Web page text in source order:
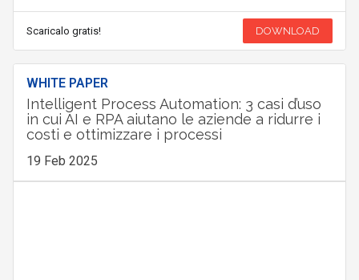
Scaricalo gratis! DOWNLOAD
WHITE PAPER
Intelligent Process Automation: 3 casi d’uso
in cui AI e RPA aiutano le aziende a ridurre i
costi e ottimizzare i processi
19 Feb 2025